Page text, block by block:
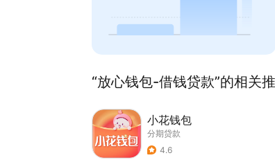
“放心钱包-借钱贷款”的相关
小花钱包
分期贷款
4.6